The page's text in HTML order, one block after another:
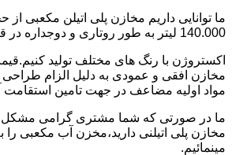
140.000 لیتر به طور روتاری و دوجداره در قالب های روش
اکستروژن با رنگ های مختلف تولید
مخازن افقی و عمودی به دلیل الزام طراحی
مواد اولیه مضاعف در جهت تامین استقامت
ما در صورتی که شما مشتری گرامی مشکل
مخازن پلی اتیلنی دارید،مخزن آب مکعبی را
مینمائیم.